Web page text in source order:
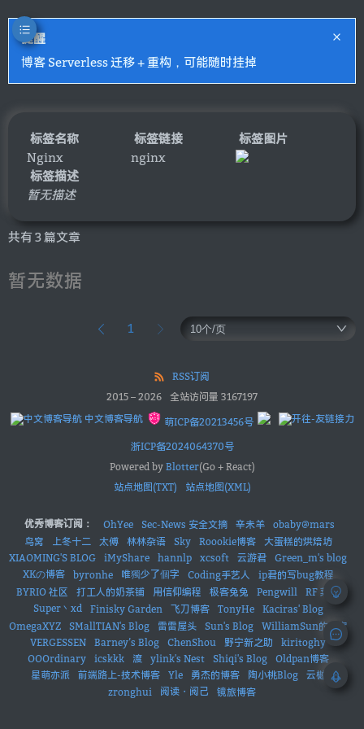
提醒
博客 Serverless 迁移 + 重构，可能随时挂掉
标签名称 标签链接
标签图片
Nginx
nginx
标签描述
暂无描述
共有 3 篇文章
暂无数据
1
RSS订阅
2015 – 2026 全站访问量 3167197
中文博客导航
萌ICP备20213456号
浙ICP备2024064370号
Powered by Blotter(Go + React)
站点地图(TXT)
站点地图(XML)
优秀博客订阅： OhYee Sec-News 安全文摘 辛未羊
obaby@mars
鸟窝
上冬十二 太傅 林林杂语 Sky Roookie博客
大蛋糕的烘焙坊
XIAOMING'S BLOG
iMyShare hannlp xcsoft 云游君
Green_m's blog
XKの博客
byronhe 唯獨少了個字 Coding手艺人
ip君的写bug教程
BYRIO 社区
打工人的奶茶铺 用信仰编程 极客兔兔 Pengwill
RF 菜鸟
Super丶xd
Finisky Garden 飞刀博客 TonyHe
Kaciras' Blog
OmegaXYZ
SMallTIAN's Blog 雷雷屋头 Sun's Blog
WilliamSun的小窝
VERGESSEN
Barney’s Blog ChenShou 野宁新之助
kiritoghy
OOOrdinary
icskkk 渡 ylink's Nest Shiqi's Blog
Oldpan博客
星萌亦派
前端路上-技术博客 Yle 勇杰的博客 陶小桃Blog
云樾
zronghui
阅读・阅己 镜旅博客